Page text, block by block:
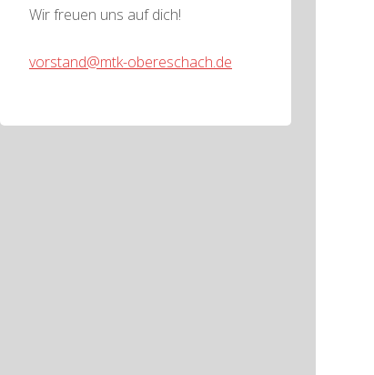
Wir freuen uns auf dich!
vorstand@mtk-obereschach.de